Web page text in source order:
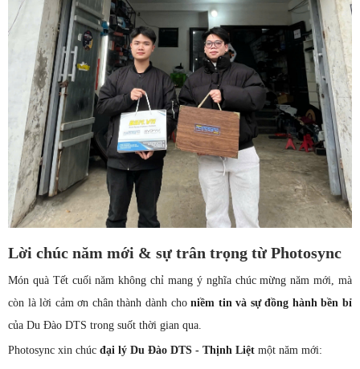
Lời chúc năm mới & sự trân trọng từ Photosync
Món quà Tết cuối năm không chỉ mang ý nghĩa chúc mừng năm mới, mà
còn là lời cảm ơn chân thành dành choniềm tin và sự đồng hành bền bỉ
của Du Đào DTS trong suốt thời gian qua.
Photosync xin chúc đại lý Du Đào DTS - Thịnh Liệt một năm mới: